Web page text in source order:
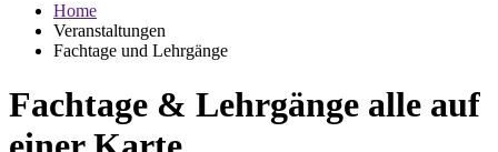
Home
Veranstaltungen
Fachtage und Lehrgänge
Fachtage & Lehrgänge alle auf